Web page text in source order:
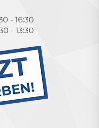
- 16:30
- 13:30